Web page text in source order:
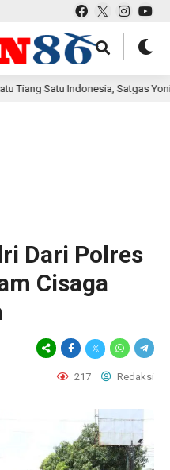
Indonesia, Satgas Yonif 2
Dari Polres
Cisaga
217 Redaksi